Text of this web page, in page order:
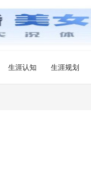
生涯认知 生涯规划